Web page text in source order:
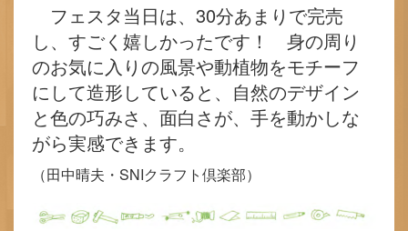
フェスタ当日は、30分あまりで完売
し、すごく嬉しかったです！ 身の周り
のお気に入りの風景や動植物をモチーフ
にして造形していると、自然のデザイン
と色の巧みさ、面白さが、手を動かしな
がら実感できます。
（田中晴夫・SNIクラフト倶楽部）